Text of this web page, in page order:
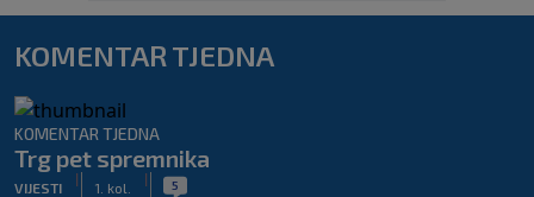
KOMENTAR TJEDNA
KOMENTAR TJEDNA
Trg pet spremnika
VIJESTI
|
1. kol.
| 5